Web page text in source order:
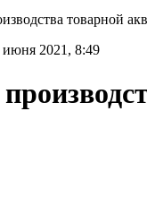
товарной
июня 2021, 8:49